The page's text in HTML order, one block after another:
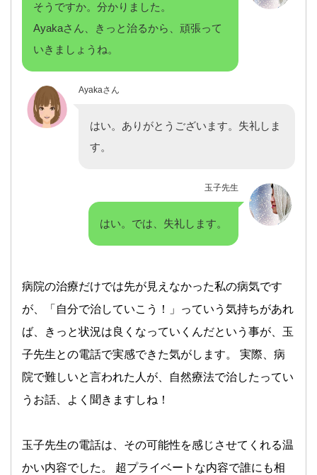
そうですか。分かりました。
Ayakaさん、きっと治るから、頑張って
いきましょうね。
Ayakaさん
はい。ありがとうございます。失礼しま
す。
玉子先生
はい。では、失礼します。
病院の治療だけでは先が見えなかった私の病気です
が、「自分で治していこう！」っていう気持ちがあれ
ば、きっと状況は良くなっていくんだという事が、玉
子先生との電話で実感できた気がします。 実際、病
院で難しいと言われた人が、自然療法で治したってい
うお話、よく聞きますしね！
玉子先生の電話は、その可能性を感じさせてくれる温
かい内容でした。 超プライベートな内容で誰にも相